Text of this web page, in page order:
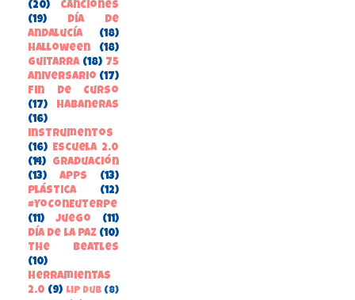
(20)
canciones
(19)
Día de
Andalucía
(18)
Halloween
(18)
guitarra (18) 75
aniversario (17)
Fin de Curso
(17)
habaneras
(16)
instrumentos
(16) Escuela 2.0
(14)
Graduación
(13)
apps
(13)
Plástica
(12)
#YoConEuterpe
(11)
juego
(11)
Día de la Paz (10)
the beatles
(10)
herramientas
2.0 (9) Lip Dub (8)